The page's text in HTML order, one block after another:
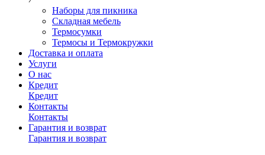
Наборы для пикника
Складная мебель
Термосумки
Термосы и Термокружки
Доставка и оплата
Услуги
О нас
Кредит
Кредит
Контакты
Контакты
Гарантия и возврат
Гарантия и возврат